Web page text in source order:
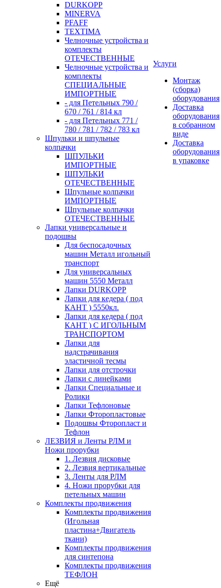
DURKOPP
MINERVA
PFAFF
TEXTIMA
Челночные устройства и
комплекты
ОТЕЧЕСТВЕННЫЕ
Челночные устройства и
комплекты
СПЕЦИАЛЬНЫЕ
ИМПОРТНЫЕ
- для Петельных 790 /
670 / 761 / 814 кл
- для Петельных 771 /
780 / 781 / 782 / 783 кл
Шпульки и шпульные
колпачки
ШПУЛЬКИ
ИМПОРТНЫЕ
ШПУЛЬКИ
ОТЕЧЕСТВЕННЫЕ
Шпульные колпачки
ИМПОРТНЫЕ
Шпульные колпачки
ОТЕЧЕСТВЕННЫЕ
Лапки универсальные и
подошвы
Для беспосадочных
машин Металл игольный
транспорт
Для универсальных
машин 5550 Металл
Лапки DURKOPP
Лапки для кедера ( под
КАНТ ) 5550кл.
Лапки для кедера ( под
КАНТ ) С ИГОЛЬНЫМ
ТРАНСПОРТОМ
Лапки для
надстрачивания
эластичной тесмы
Лапки для отстрочки
Лапки с линейками
Лапки Специальные и
Ролики
Лапки Тефлоновые
Лапки Фторопластовые
Подошвы Фторопласт и
Тефлон
ЛЕЗВИЯ и Ленты РЛМ и
Ножи прорубки
1. Лезвия дисковые
2. Лезвия вертикальные
3. Ленты для РЛМ
4. Ножи прорубки для
петельных машин
Комплекты продвижения
Комплекты продвижения
(Игольная
пластина+Двигатель
ткани)
Комплекты продвижения
для синтепона
Комплекты продвижения
ТЕФЛОН
Ещё
Услуги
Монтаж
(сборка)
оборудования
Доставка
оборудования
в собранном
виде
Доставка
оборудования
в упаковке